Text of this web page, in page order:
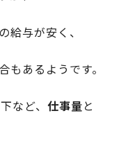
給与が安く、
あるようです。
など、 仕事量と